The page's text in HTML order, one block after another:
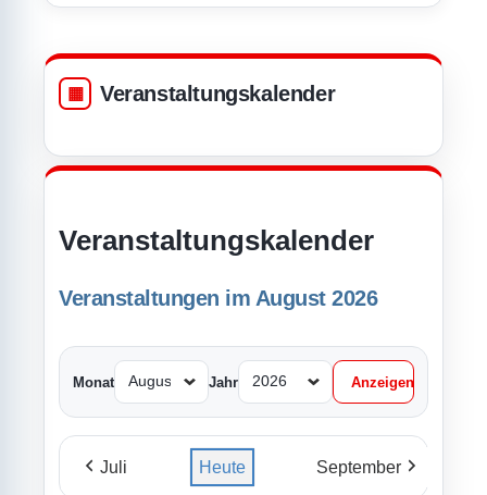
Veranstaltungskalender
Veranstaltungskalender
Veranstaltungen im August 2026
Monat Jahr
Juli Heute September